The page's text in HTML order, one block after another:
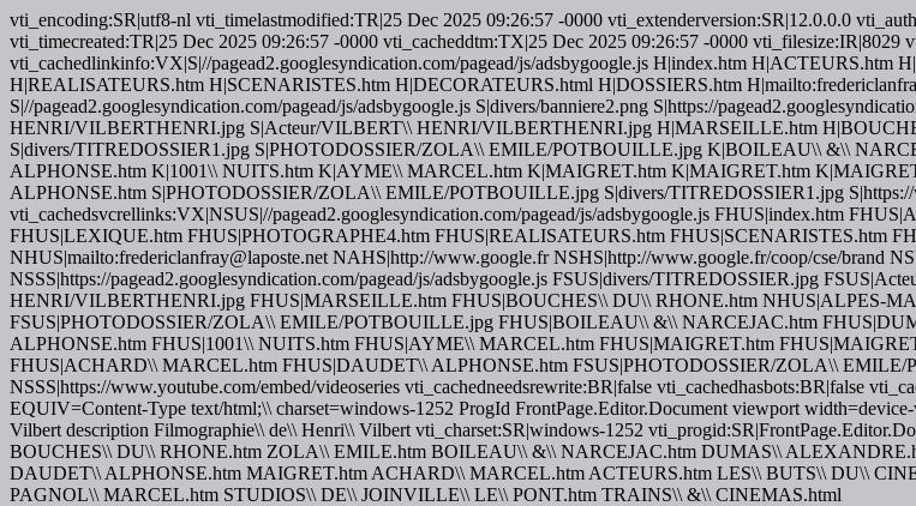
vti_encoding:SR|utf8-nl vti_timelastmodified:TR|25 Dec 2025 09:26:57 -0000 vti_extenderversion:SR|12.0.0.0
vti_timecreated:TR|25 Dec 2025 09:26:57 -0000 vti_cacheddtm:TX|25 Dec 2025 09:26:57 -0000 vti_filesize:IR|8029
vti_cachedlinkinfo:VX|S|//pagead2.googlesyndication.com/pagead/js/adsbygoogle.js H|index.htm
H|REALISATEURS.htm H|SCENARISTES.htm H|DECORATEURS.html H|DOSSIERS.htm
S|//pagead2.googlesyndication.com/pagead/js/adsbygoogle.js S|divers/banniere2.png S|https://
HENRI/VILBERTHENRI.jpg S|Acteur/VILBERT\\ HENRI/VILBERTHENRI.jpg H|MARSEILLE.htm
S|divers/TITREDOSSIER1.jpg S|PHOTODOSSIER/ZOLA\\ EMILE/POTBOUILLE.jpg K|BOILEAU\\ &\\
ALPHONSE.htm K|1001\\ NUITS.htm K|AYME\\ MARCEL.htm K|MAIGRET.htm K|MAIGRET.htm
ALPHONSE.htm S|PHOTODOSSIER/ZOLA\\ EMILE/POTBOUILLE.jpg S|divers/TITREDOSSIER1.jpg S|https://
vti_cachedsvcrellinks:VX|NSUS|//pagead2.googlesyndication.com/pagead/js/adsbygoogle.js FHUS|index.htm
FHUS|LEXIQUE.htm FHUS|PHOTOGRAPHE4.htm FHUS|REALISATEURS.htm FHUS|SCENARISTES.htm
NHUS|mailto:fredericlanfray@laposte.net NAHS|http://www.google.fr NSHS|http://www.google.fr/coop/cse/brand
NSSS|https://pagead2.googlesyndication.com/pagead/js/adsbygoogle.js FSUS|divers/TITREDOSSIER.jpg
HENRI/VILBERTHENRI.jpg FHUS|MARSEILLE.htm FHUS|BOUCHES\\ DU\\ RHONE.htm NHUS|ALPES-
FSUS|PHOTODOSSIER/ZOLA\\ EMILE/POTBOUILLE.jpg FHUS|BOILEAU\\ &\\ NARCEJAC.htm
ALPHONSE.htm FHUS|1001\\ NUITS.htm FHUS|AYME\\ MARCEL.htm FHUS|MAIGRET.htm
FHUS|ACHARD\\ MARCEL.htm FHUS|DAUDET\\ ALPHONSE.htm FSUS|PHOTODOSSIER/ZOLA\\ EMILE/
NSSS|https://www.youtube.com/embed/videoseries vti_cachedneedsrewrite:BR|false vti_cachedhasbots:BR|false
EQUIV=Content-Type text/html;\\ charset=windows-1252 ProgId FrontPage.Editor.Document viewport
Vilbert description Filmographie\\ de\\ Henri\\ Vilbert vti_charset:SR|windows-1252
BOUCHES\\ DU\\ RHONE.htm ZOLA\\ EMILE.htm BOILEAU\\ &\\ NARCEJAC.htm DUMAS\\
DAUDET\\ ALPHONSE.htm MAIGRET.htm ACHARD\\ MARCEL.htm ACTEURS.htm LES\\ BUTS\\ DU\\
PAGNOL\\ MARCEL.htm STUDIOS\\ DE\\ JOINVILLE\\ LE\\ PONT.htm TRAINS\\ &\\ CINEMAS.html